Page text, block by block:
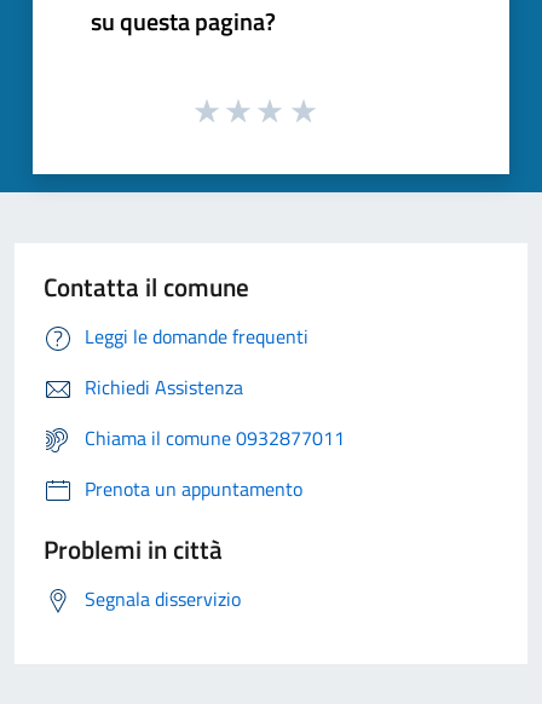
su questa pagina?
Contatta il comune
Leggi le domande frequenti
Richiedi Assistenza
Chiama il comune 0932877011
Prenota un appuntamento
Problemi in città
Segnala disservizio